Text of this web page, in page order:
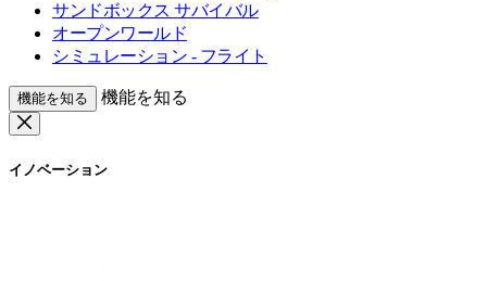
サンドボックス サバイバル
オープンワールド
シミュレーション - フライト
機能を知る 機能を知る
イノベーション